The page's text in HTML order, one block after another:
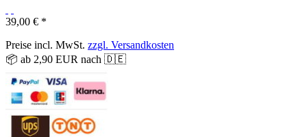
39,00 € *
Preise incl. MwSt. zzgl. Versandkosten
📦 ab 2,90 EUR nach 🇩🇪